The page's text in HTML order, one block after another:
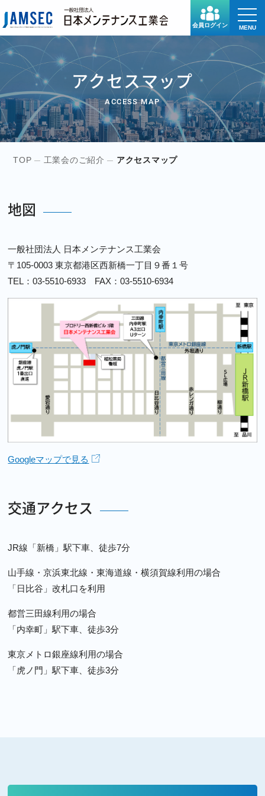
会員ログイン
toggle
MENU
アクセスマップ
ACCESS MAP
TOP 工業会のご紹介 アクセスマップ
地図
一般社団法人 日本メンテナンス工業会
〒105-0003 東京都港区西新橋一丁目９番１号
TEL：03-5510-6933 FAX：03-5510-6934
Googleマップで見る
交通アクセス
JR線「新橋」駅下車、徒歩7分
山手線・京浜東北線・東海道線・横須賀線利用の場合
「日比谷」改札口を利用
都営三田線利用の場合
「内幸町」駅下車、徒歩3分
東京メトロ銀座線利用の場合
「虎ノ門」駅下車、徒歩3分